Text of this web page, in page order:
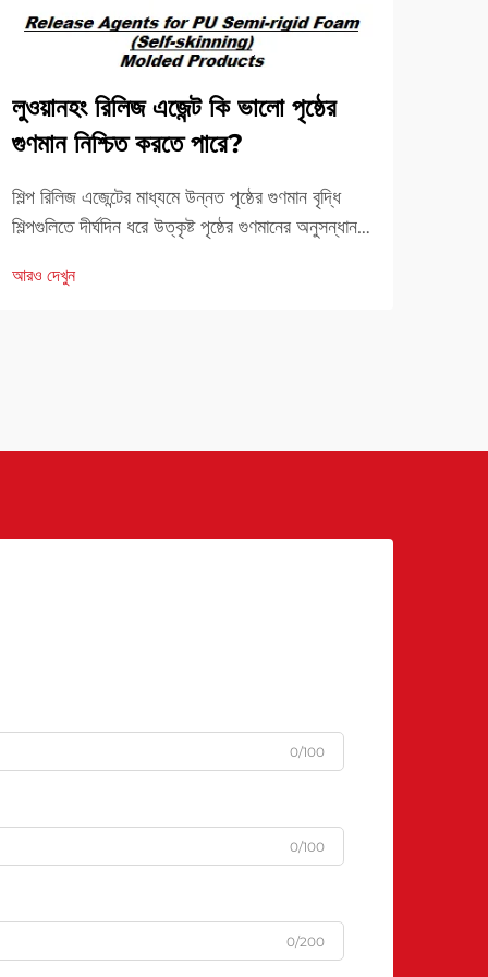
লুওয়ানহং রিলিজ এজেন্ট কি ভালো পৃষ্ঠের
গুণমান নিশ্চিত করতে পারে?
শিল্প রিলিজ এজেন্টের মাধ্যমে উন্নত পৃষ্ঠের গুণমান বৃদ্ধি
শিল্পগুলিতে দীর্ঘদিন ধরে উত্কৃষ্ট পৃষ্ঠের গুণমানের অনুসন্ধান
রিলিজ এজেন্টগুলি মৌলিক ভূমিকা পালন করে...
আরও দেখুন
0/100
0/100
0/200